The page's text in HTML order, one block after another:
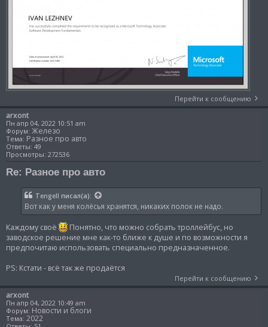
Перейти к сообщению
arxont
Пн апр 04, 2022 10:51 am
Форум: Железо
Тема: Разное про авто
Ответы: 49
Просмотры: 272536
Re: Разное про авто
Tengell писал(а):
Вот как у меня колёсья хранятся, никаких полок не надо.
Каждому своё
Понятно, что можно собрать троллейбус, но
заводское решение мне как-то ближе к душе и по возможности я
предпочитаю использовать специально предназначенное.
PS: Кстати - всё так же продаётся
Перейти к сообщению
arxont
Пн апр 04, 2022 10:49 am
Форум: Новости и блоги
Тема: 2022